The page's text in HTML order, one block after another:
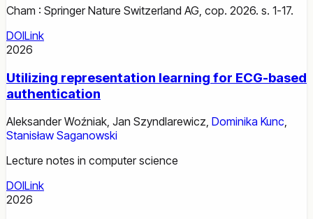
Cham : Springer Nature Switzerland AG, cop. 2026. s. 1-17.
DOILink
2026
Utilizing representation learning for ECG-based
authentication
Aleksander Woźniak, Jan Szyndlarewicz, Dominika Kunc,
Stanisław Saganowski
Lecture notes in computer science
DOILink
2026